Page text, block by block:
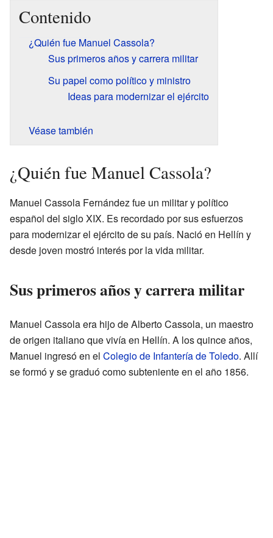
Contenido
¿Quién fue Manuel Cassola?
Sus primeros años y carrera militar
Su papel como político y ministro
Ideas para modernizar el ejército
Véase también
¿Quién fue Manuel Cassola?
Manuel Cassola Fernández fue un militar y político
español del siglo XIX. Es recordado por sus esfuerzos
para modernizar el ejército de su país. Nació en Hellín y
desde joven mostró interés por la vida militar.
Sus primeros años y carrera militar
Manuel Cassola era hijo de Alberto Cassola, un maestro
de origen italiano que vivía en Hellín. A los quince años,
Manuel ingresó en el Colegio de Infantería de Toledo. Allí
se formó y se graduó como subteniente en el año 1856.